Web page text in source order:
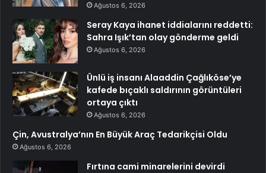
Ağustos 6, 2026
Seray Kaya ihanet iddialarını reddetti:
Sahra Işık’tan olay gönderme geldi
Ağustos 6, 2026
Ünlü iş insanı Alaaddin Çağlıköse’ye
kafede bıçaklı saldırının görüntüleri
ortaya çıktı
Ağustos 6, 2026
Çin, Avustralya’nın En Büyük Araç Tedarikçisi Oldu
Ağustos 6, 2026
Fırtına cami minarelerini devirdi